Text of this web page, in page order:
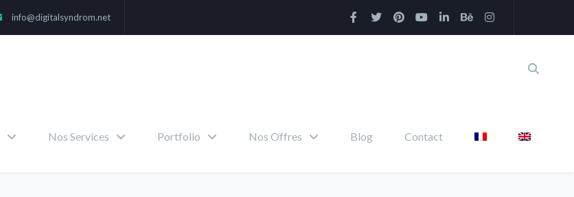
info@digitalsyndrom.net
Nos Services Portfolio Nos Offres Blog Contact